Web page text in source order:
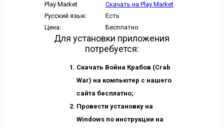
Play Market
Скачать на Play Market
Русский язык:
Есть
Цена:
Бесплатно
Для установки приложения
потребуется:
Скачать Война Крабов (Crab
War) на компьютер с нашего
сайта бесплатно;
Провести установку на
Windows по инструкции на